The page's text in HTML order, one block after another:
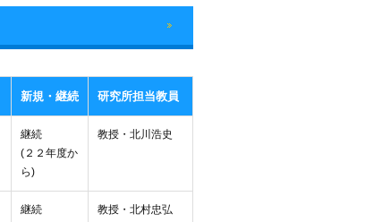
新規・継続 研究所担当教員
継続
(２２年度か
ら)
教授・北川浩史
継続
教授・北村忠弘